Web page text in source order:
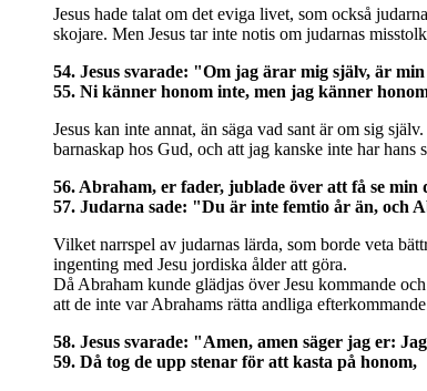
Jesus hade talat om det eviga livet, som också
skojare. Men Jesus tar inte notis om judarnas
54. Jesus svarade: "Om jag ärar mig själv, är
55. Ni känner honom inte, men jag känner
Jesus kan inte annat, än säga vad sant är om sig
barnaskap hos Gud, och att jag kanske inte har
56. Abraham, er fader, jublade över att få se min
57. Judarna sade: "Du är inte femtio år än, och
Vilket narrspel av judarnas lärda, som borde veta
ingenting med Jesu jordiska ålder att göra.
Då Abraham kunde glädjas över Jesu kommande
att de inte var Abrahams rätta andliga
58. Jesus svarade: "Amen, amen säger jag er:
59. Då tog de upp stenar för att kasta på honom,